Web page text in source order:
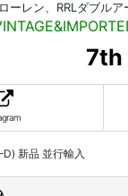
レン、RRLダブル
7th
新品 並行輸入